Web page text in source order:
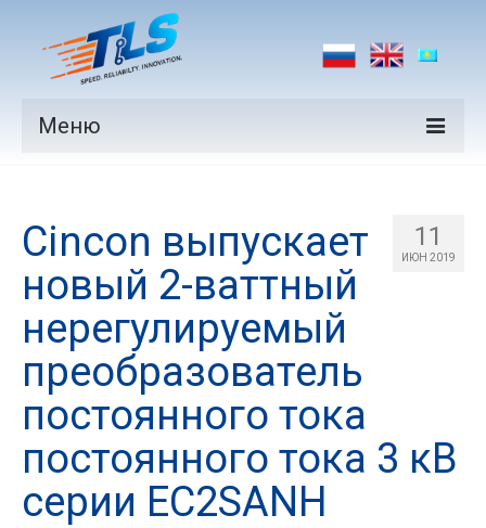
Меню
Производители
Рынки
Новости
Контакты
11
ИЮН 2019
Cincon выпускает
новый 2-ваттный
нерегулируемый
преобразователь
постоянного тока
постоянного тока 3 кВ
серии EC2SANH